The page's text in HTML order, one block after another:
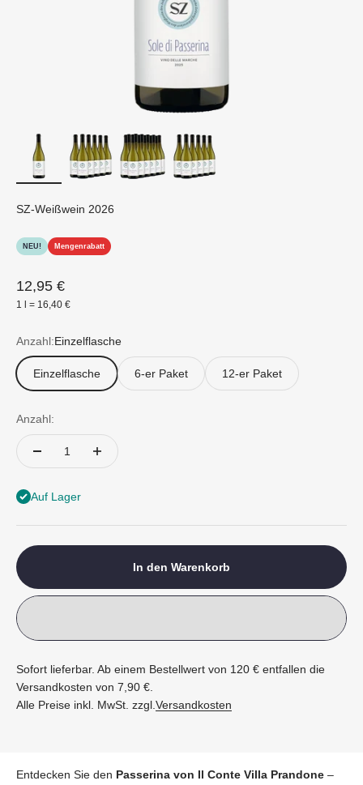
SZ-Weißwein 2026
NEU! Mengenrabatt
Angebot
12,95 €
1 l = 16,40 €
Anzahl:Einzelflasche
Einzelflasche 6-er Paket 12-er Paket
Anzahl:
Auf Lager
In den Warenkorb
Sofort lieferbar. Ab einem Bestellwert von 120 € entfallen die
Versandkosten von 7,90 €.
Alle Preise inkl. MwSt. zzgl.Versandkosten
Entdecken Sie den Passerina von Il Conte Villa Prandone –